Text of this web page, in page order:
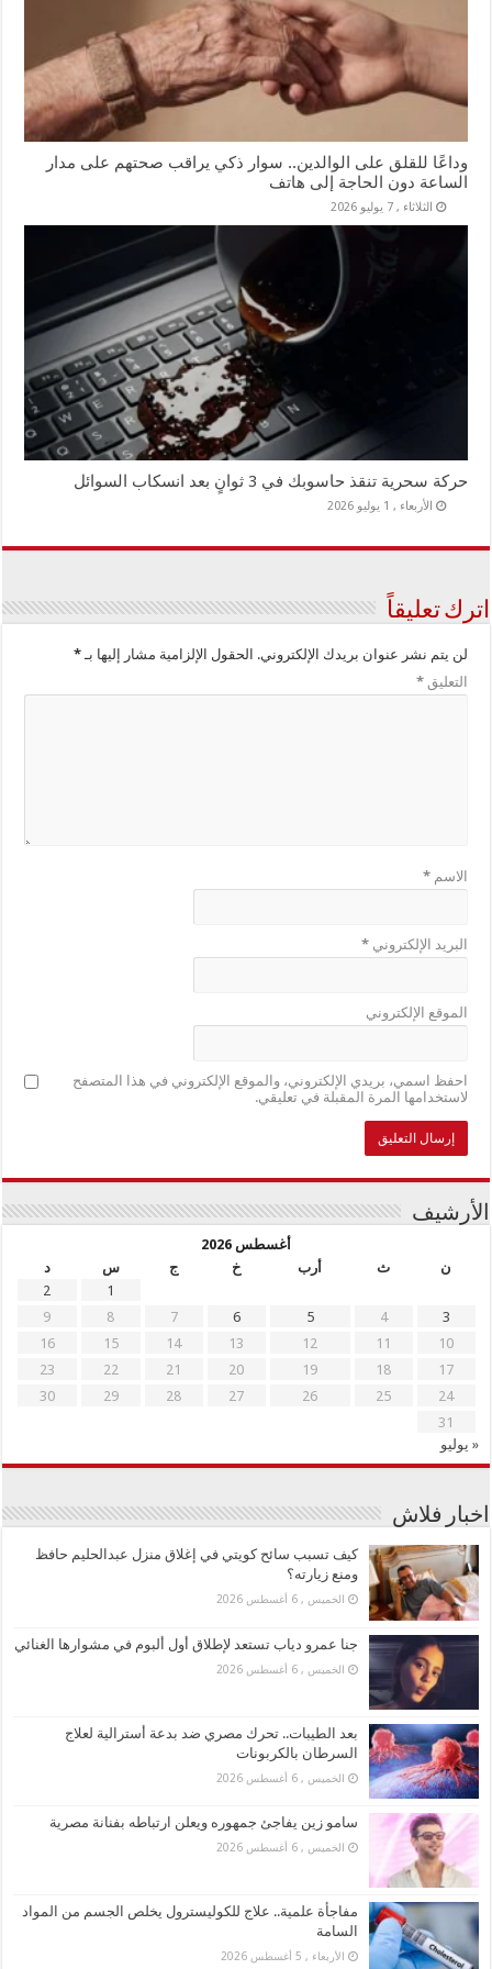
وداعًا للقلق على الوالدين.. سوار ذكي يراقب صحتهم على مدار
الساعة دون الحاجة إلى هاتف
الثلاثاء , 7 يوليو 2026
حركة سحرية تنقذ حاسوبك في 3 ثوانٍ بعد انسكاب السوائل
الأربعاء , 1 يوليو 2026
اترك تعليقاً
لن يتم نشر عنوان بريدك الإلكتروني. الحقول الإلزامية مشار إليها بـ*
التعليق*
الاسم*
البريد الإلكتروني*
الموقع الإلكتروني
احفظ اسمي، بريدي الإلكتروني، والموقع الإلكتروني في هذا المتصفح
لاستخدامها المرة المقبلة في تعليقي.
الأرشيف
أغسطس 2026
ن
ث أرب خ ج س
د
1
2
3
4
5
6
7
8
9
10
11
12
13
14
15
16
17
18
19
20
21
22
23
24
25
26
27
28
29
30
31
« يوليو
اخبار فلاش
كيف تسبب سائح كويتي في إغلاق منزل عبدالحليم حافظ
ومنع زيارته؟
الخميس , 6 أغسطس 2026
جنا عمرو دياب تستعد لإطلاق أول ألبوم في مشوارها الغنائي
الخميس , 6 أغسطس 2026
بعد الطيبات.. تحرك مصري ضد بدعة أسترالية لعلاج
السرطان بالكربونات
الخميس , 6 أغسطس 2026
سامو زين يفاجئ جمهوره ويعلن ارتباطه بفنانة مصرية
الخميس , 6 أغسطس 2026
مفاجأة علمية.. علاج للكوليسترول يخلص الجسم من المواد
السامة
الأربعاء , 5 أغسطس 2026